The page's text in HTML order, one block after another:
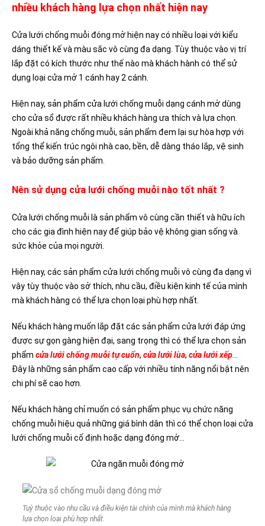
nhiều khách hàng lựa chọn nhất hiện nay
Cửa lưới chống muỗi đóng mở hiện nay có nhiều loại với kiểu
dáng thiết kế và màu sắc vô cùng đa dạng. Tùy thuộc vào vị trí
lắp đặt có kích thước như thế nào mà khách hành có thể sử
dụng loại cửa mở 1 cánh hay 2 cánh.
Hiện nay, sản phẩm cửa lưới chống muỗi dạng cánh mở dùng
cho cửa sổ được rất nhiều khách hàng ưa thích và lựa chọn.
Ngoài khả năng chống muỗi, sản phẩm đem lại sự hòa hợp với
tổng thể kiến trúc ngôi nhà cao, bền, dễ dàng tháo lắp, vệ sinh
và bảo dưỡng sản phẩm.
Nên sử dụng cửa lưới chống muỗi nào tốt nhất ?
Cửa lưới chống muỗi là sản phẩm vô cùng cần thiết và hữu ích
cho các gia đình hiện nay để giúp bảo vệ không gian sống và
sức khỏe của mọi người.
Hiện nay, các sản phẩm cửa lưới chống muỗi vô cùng đa dạng vì
vậy tùy thuộc vào sở thích, nhu cầu, điều kiện kinh tế của mình
mà khách hàng có thể lựa chọn loại phù hợp nhất.
Nếu khách hàng muốn lắp đặt các sản phẩm cửa lưới đáp ứng
được sự gọn gàng hiện đại, sang trọng thì có thể lựa chọn sản
phẩm cửa lưới chống muỗi tự cuốn, cửa lưới lùa, cửa lưới xếp
Đây là những sản phẩm cao cấp với nhiều tính năng nổi bật nên
chi phí sẽ cao hơn.
Nếu khách hàng chỉ muốn có sản phẩm phục vụ chức năng
chống muỗi hiệu quả những giá bình dân thì có thể chọn loại cửa
lưới chống muỗi cố định hoặc dạng đóng mở…
Tuỳ thuộc vào nhu cầu và điều kiện tài chính của mình mà khách hàng
lựa chọn loại phù hợp nhất.